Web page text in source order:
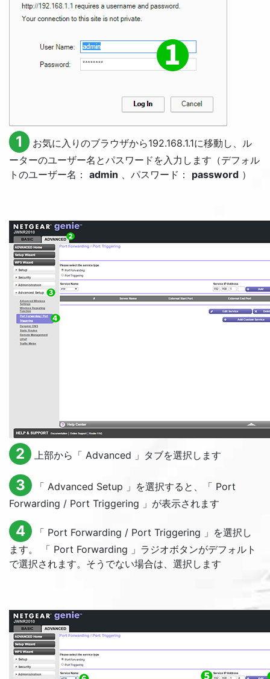
1
お気に入りのブラウザから192.168.1.1に移動し、ル
ーターのユーザー名とパスワードを入力します（デフォル
トのユーザー名： admin 、パスワード： password ）
2 上部から「 Advanced 」タブを選択します
3 「 Advanced Setup 」を選択すると、「 Port
Forwarding / Port Triggering 」が表示されます
4 「 Port Forwarding / Port Triggering 」を選択し
ます。 「 Port Forwarding 」ラジオボタンがデフォルト
で選択されます。そうでない場合は、選択します